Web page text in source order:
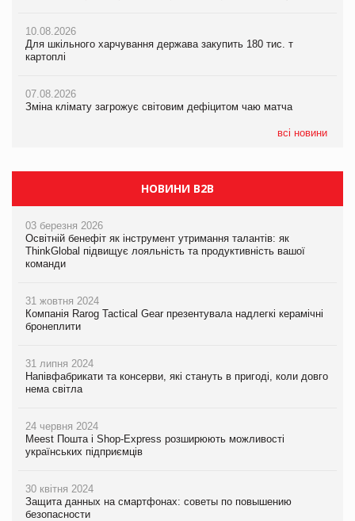
10.08.2026
Для шкільного харчування держава закупить 180 тис. т
картоплі
07.08.2026
Зміна клімату загрожує світовим дефіцитом чаю матча
всі новини
10.08.2026
Для шкільного харчування держава закупить 180 тис. т
картоплі
07.08.2026
Зміна клімату загрожує світовим дефіцитом чаю матча
Криза у Китаї може спричинити великі потрясіння для світової
економіки
Kraft Heinz скоротила збиток у першому півріччі
НОВИНИ B2B
03 березня 2026
Освітній бенефіт як інструмент утримання талантів: як
ThinkGlobal підвищує лояльність та продуктивність вашої
команди
31 жовтня 2024
Компанія Rarog Tactical Gear презентувала надлегкі керамічні
бронеплити
31 липня 2024
Напівфабрикати та консерви, які стануть в пригоді, коли довго
нема світла
24 червня 2024
Meest Пошта і Shop-Express розширюють можливості
українських підприємців
30 квітня 2024
Защита данных на смартфонах: советы по повышению
безопасности